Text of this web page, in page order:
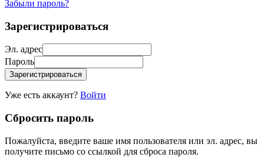
Забыли пароль?
Зарегистрироваться
Эл. адрес
Пароль
Зарегистрироваться
Уже есть аккаунт? Войти
Сбросить пароль
Пожалуйста, введите ваше имя пользователя или эл. адрес, вы
получите письмо со ссылкой для сброса пароля.